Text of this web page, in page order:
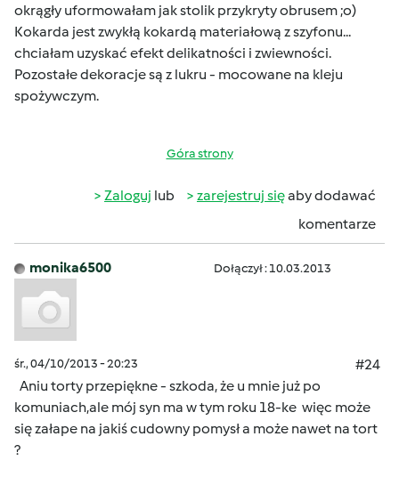
okrągły uformowałam jak stolik przykryty obrusem ;o)
Kokarda jest zwykłą kokardą materiałową z szyfonu...
chciałam uzyskać efekt delikatności i zwiewności.
Pozostałe dekoracje są z lukru - mocowane na kleju
spożywczym.
Góra strony
Zaloguj lub zarejestruj sięaby dodawać
komentarze
monika6500 Dołączył : 10.03.2013
śr., 04/10/2013 - 20:23
#24
Aniu torty przepiękne - szkoda, że u mnie już po
komuniach,ale mój syn ma w tym roku 18-ke więc może
się załape na jakiś cudowny pomysł a może nawet na tort
?